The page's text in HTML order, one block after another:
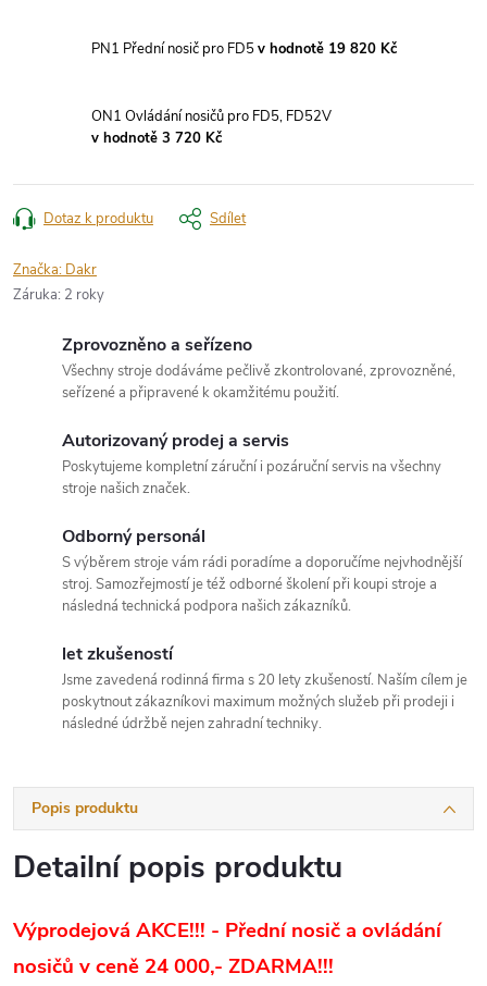
PN1 Přední nosič pro FD5v hodnotě 19 820 Kč
ON1 Ovládání nosičů pro FD5, FD52V
v hodnotě 3 720 Kč
Dotaz k produktu Sdílet
Značka: Dakr
Záruka: 2 roky
Zprovozněno a seřízeno
Všechny stroje dodáváme pečlivě zkontrolované, zprovozněné,
seřízené a připravené k okamžitému použití.
Autorizovaný prodej a servis
Poskytujeme kompletní záruční i pozáruční servis na všechny
stroje našich značek.
Odborný personál
S výběrem stroje vám rádi poradíme a doporučíme nejvhodnější
stroj. Samozřejmostí je též odborné školení při koupi stroje a
následná technická podpora našich zákazníků.
let zkušeností
Jsme zavedená rodinná firma s 20 lety zkušeností. Naším cílem je
poskytnout zákazníkovi maximum možných služeb při prodeji i
následné údržbě nejen zahradní techniky.
Popis produktu
Detailní popis produktu
Výprodejová AKCE!!! - Přední nosič a ovládání
nosičů v ceně 24 000,- ZDARMA!!!